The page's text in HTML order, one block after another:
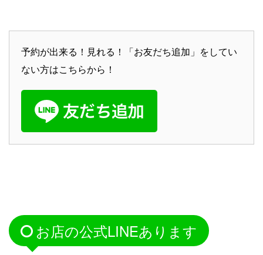
予約が出来る！見れる！「お友だち追加」をしてい
ない方はこちらから！
お店の公式LINEあります